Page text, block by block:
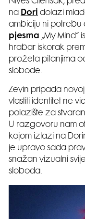
na Dori dolazi
ambiciju ni
pjesma „My Mind“
hrabar iskorak
prožeta pitanjima
slobode.
Zevin pripada
vlastiti identitet ne
polazište za
U razgovoru nam
kojom izlazi na
je upravo sada
snažan vizualni
sloboda.